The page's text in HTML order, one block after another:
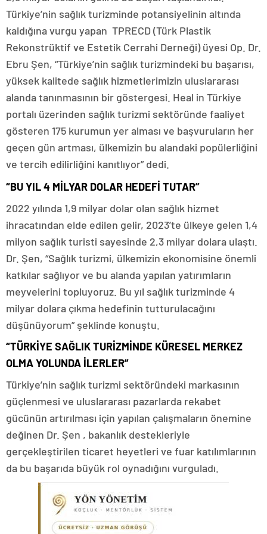
Türkiye’nin sağlık turizminde potansiyelinin altında
kaldığına vurgu yapan TPRECD (Türk Plastik
Rekonstrüktif ve Estetik Cerrahi Derneği) üyesi Op. Dr.
Ebru Şen, “Türkiye’nin sağlık turizmindeki bu başarısı,
yüksek kalitede sağlık hizmetlerimizin uluslararası
alanda tanınmasının bir göstergesi. Heal in Türkiye
portalı üzerinden sağlık turizmi sektöründe faaliyet
gösteren 175 kurumun yer alması ve başvuruların her
geçen gün artması, ülkemizin bu alandaki popülerliğini
ve tercih edilirliğini kanıtlıyor” dedi.
“BU YIL 4 MİLYAR DOLAR HEDEFİ TUTAR”
2022 yılında 1,9 milyar dolar olan sağlık hizmet
ihracatından elde edilen gelir, 2023’te ülkeye gelen 1,4
milyon sağlık turisti sayesinde 2,3 milyar dolara ulaştı.
Dr. Şen, “Sağlık turizmi, ülkemizin ekonomisine önemli
katkılar sağlıyor ve bu alanda yapılan yatırımların
meyvelerini topluyoruz. Bu yıl sağlık turizminde 4
milyar dolara çıkma hedefinin tutturulacağını
düşünüyorum” şeklinde konuştu.
“TÜRKİYE SAĞLIK TURİZMİNDE KÜRESEL MERKEZ
OLMA YOLUNDA İLERLER”
Türkiye’nin sağlık turizmi sektöründeki markasının
güçlenmesi ve uluslararası pazarlarda rekabet
gücünün artırılması için yapılan çalışmaların önemine
değinen Dr. Şen , bakanlık destekleriyle
gerçekleştirilen ticaret heyetleri ve fuar katılımlarının
da bu başarıda büyük rol oynadığını vurguladı.